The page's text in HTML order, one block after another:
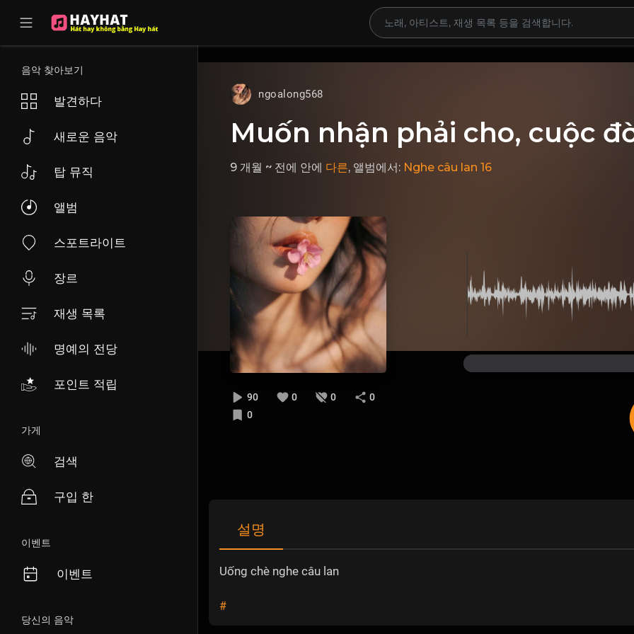
음악 찾아보기
발견하다
새로운 음악
탑 뮤직
앨범
스포트라이트
장르
재생 목록
명예의 전당
포인트 적립
가게
검색
구입 한
이벤트
이벤트
당신의 음악
ngoalong568
Muốn nhận phải cho, cuộc
9 개월 ~ 전에 안에 다른, 앨범에서: Nghe câu lan 16
90 0 0
0
0
설명
Uống chè nghe câu lan
#